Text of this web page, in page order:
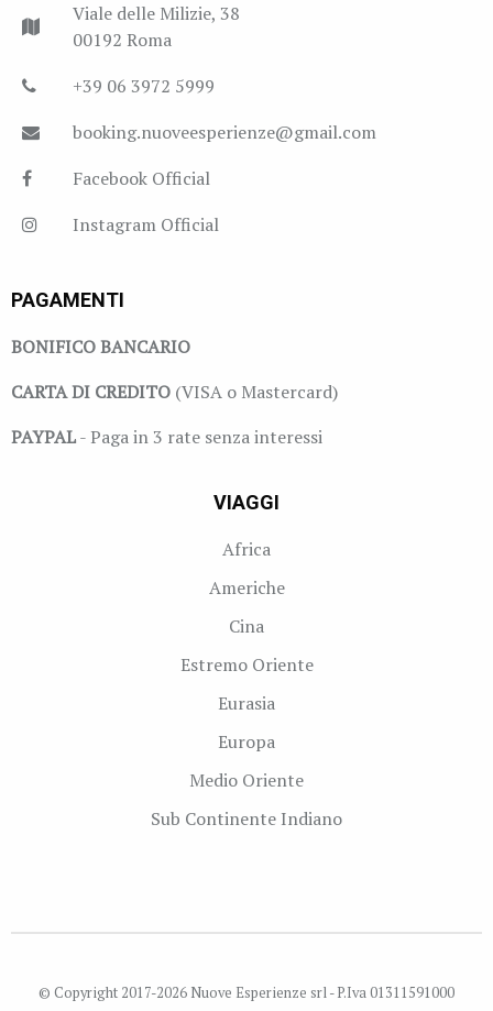
Viale delle Milizie, 38
00192 Roma
+39 06 3972 5999
booking.nuoveesperienze@gmail.com
Facebook Official
Instagram Official
PAGAMENTI
BONIFICO BANCARIO
CARTA DI CREDITO (VISA o Mastercard)
PAYPAL- Paga in 3 rate senza interessi
VIAGGI
Africa
Americhe
Cina
Estremo Oriente
Eurasia
Europa
Medio Oriente
Sub Continente Indiano
© Copyright 2017-2026 Nuove Esperienze srl - P.Iva 01311591000